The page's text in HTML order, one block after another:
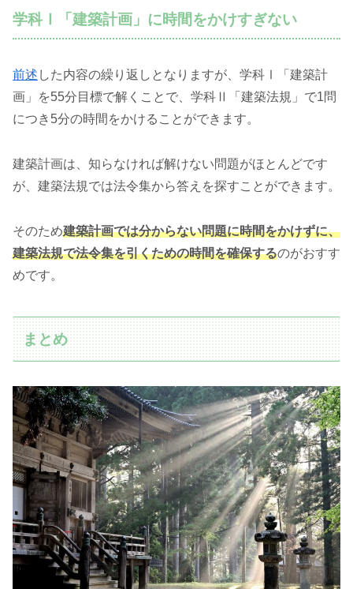
学科Ⅰ「建築計画」に時間をかけすぎない
前述 した内容の繰り返しとなりますが、学科Ⅰ「建築計
画」を55分目標で解くことで、学科Ⅱ「建築法規」で1問
につき5分の時間をかけることができます。
建築計画は、知らなければ解けない問題がほとんどです
が、建築法規では法令集から答えを探すことができます。
そのため建築計画では分からない問題に時間をかけずに、
建築法規で法令集を引くための時間を確保するのがおすす
めです。
まとめ